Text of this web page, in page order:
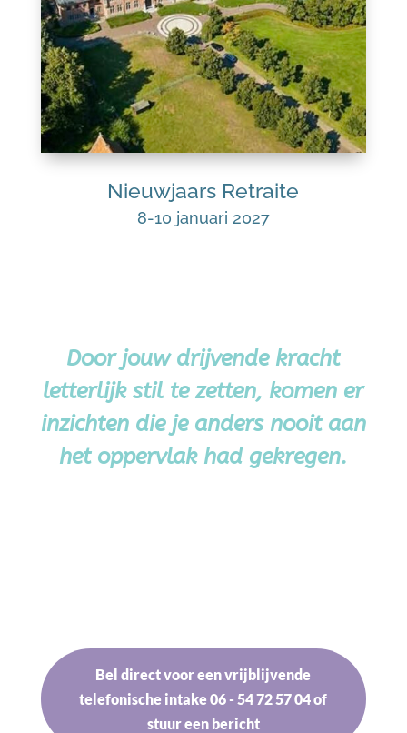
Nieuwjaars Retraite
8-10 januari 2027
Door jouw drijvende kracht
letterlijk stil te zetten, komen er
inzichten die je anders nooit aan
het oppervlak had gekregen.
Bel direct voor een vrijblijvende
telefonische intake 06 - 54 72 57 04 of
stuur een bericht